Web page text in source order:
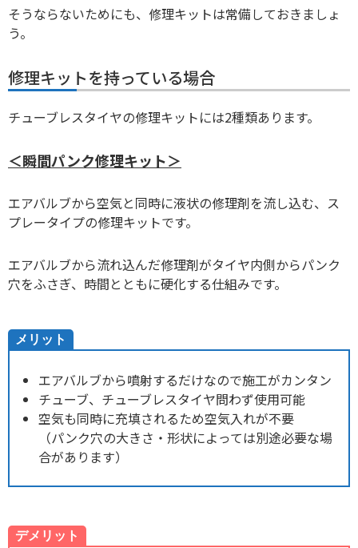
そうならないためにも、修理キットは常備しておきましょ
う。
修理キットを持っている場合
チューブレスタイヤの修理キットには2種類あります。
＜瞬間パンク修理キット＞
エアバルブから空気と同時に液状の修理剤を流し込む、ス
プレータイプの修理キットです。
エアバルブから流れ込んだ修理剤がタイヤ内側からパンク
穴をふさぎ、時間とともに硬化する仕組みです。
メリット
エアバルブから噴射するだけなので施工がカンタン
チューブ、チューブレスタイヤ問わず使用可能
空気も同時に充填されるため空気入れが不要
（パンク穴の大きさ・形状によっては別途必要な場
合があります）
デメリット